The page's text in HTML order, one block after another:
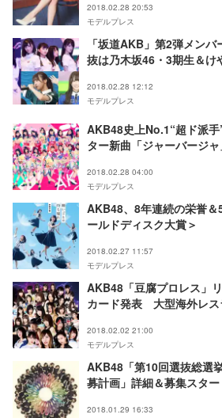
2018.02.28 20:53
モデルプレス
「坂道AKB」第2弾メン
抜は乃木坂46・3期生＆け
2018.02.28 12:12
モデルプレス
AKB48史上No.1“超ド派
ター新曲「ジャーバージ
2018.02.28 04:00
モデルプレス
AKB48、8年連続の栄誉
ールドディスク大賞＞
2018.02.27 11:57
モデルプレス
AKB48「豆腐プロレス」
カード発表 大型海外レス
2018.02.02 21:00
モデルプレス
AKB48「第10回選抜総選
募計画」詳細＆募集スター
2018.01.29 16:33